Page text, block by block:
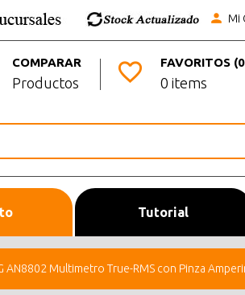
Mi
FAVORITOS
0 items
COMPARAR
Productos
Tutorial
AN8802 Multimetro True-RMS con Pinza